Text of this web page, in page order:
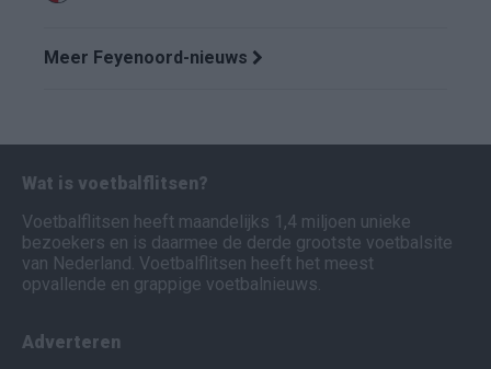
Meer Feyenoord-nieuws
Wat is voetbalflitsen?
Voetbalflitsen heeft maandelijks 1,4 miljoen unieke
bezoekers en is daarmee de derde grootste voetbalsite
van Nederland. Voetbalflitsen heeft het meest
opvallende en grappige voetbalnieuws.
Adverteren